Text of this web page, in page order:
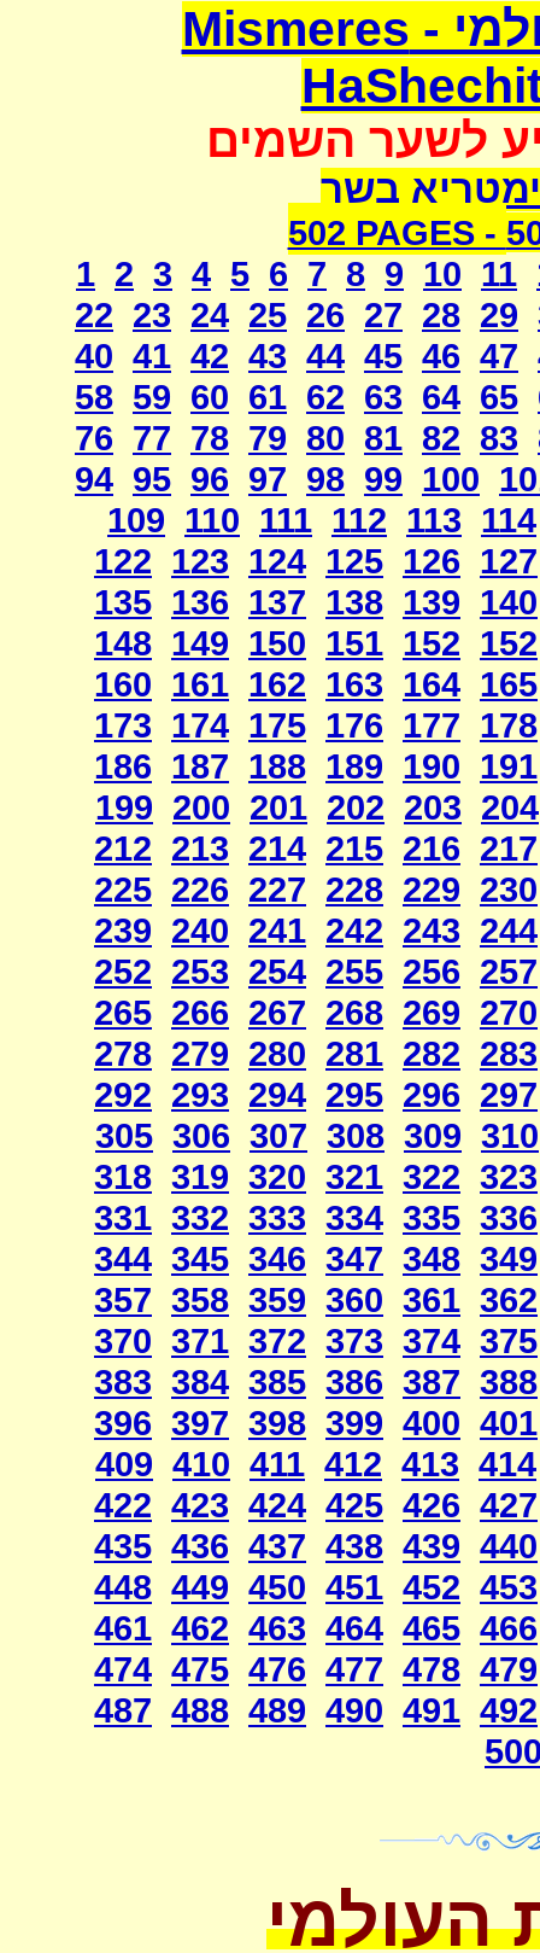
משמרת השחיטה העולמי - Mismeres
לשער השמים
בשר
502 PAGES -
1 2 3 4 5 6 7 8 9 10 11
22 23 24 25 26 27 28 29
40 41 42 43 44 45 46 47
58 59 60 61 62 63 64 65
76 77 78 79 80 81 82 83
94 95 96 97 98 99 100
109 110 111 112 113 114
122 123 124 125 126 127
135 136 137 138 139 140
148 149 150 151 152 152
160 161 162 163 164 165
173 174 175 176 177 178
186 187 188 189 190 191
199 200 201 202 203 204
212 213 214 215 216 217
225 226 227 228 229 230
239 240 241 242 243 244
252 253 254 255 256 257
265 266 267 268 269 270
278 279 280 281 282 283
292 293 294 295 296 297
305 306 307 308 309 310
318 319 320 321 322 323
331 332 333 334 335 336
344 345 346 347 348 349
357 358 359 360 361 362
370 371 372 373 374 375
383 384 385 386 387 388
396 397 398 399 400 401
409 410 411 412 413 414
422 423 424 425 426 427
435 436 437 438 439 440
448 449 450 451 452 453
461 462 463 464 465 466
474 475 476 477 478 479
487 488 489 490 491 492
העולמי